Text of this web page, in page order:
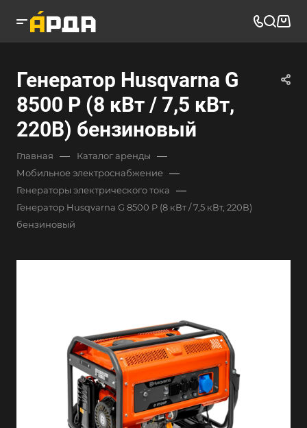
Генератор Husqvarna G
8500 P (8 кВт / 7,5 кВт,
220В) бензиновый
Главная — Каталог аренды —
Мобильное электроснабжение —
Генераторы электрического тока —
Генератор Husqvarna G 8500 P (8 кВт / 7,5 кВт, 220В)
бензиновый